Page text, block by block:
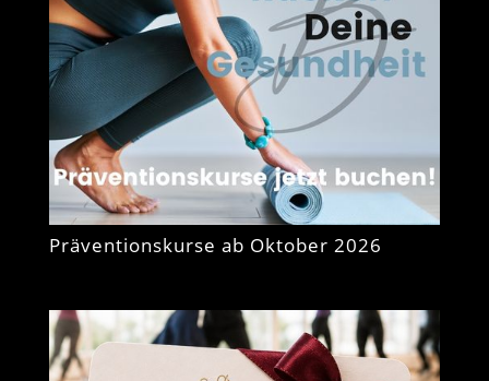
Präventionskurse ab Oktober 2026